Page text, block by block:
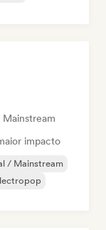
impacto
/ Mainstream